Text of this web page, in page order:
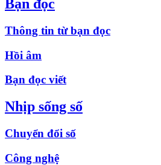
Bạn đọc
Thông tin từ bạn đọc
Hồi âm
Bạn đọc viết
Nhịp sống số
Chuyển đổi số
Công nghệ